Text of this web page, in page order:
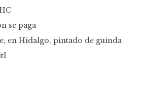
se paga
en Hidalgo, pintado de guinda